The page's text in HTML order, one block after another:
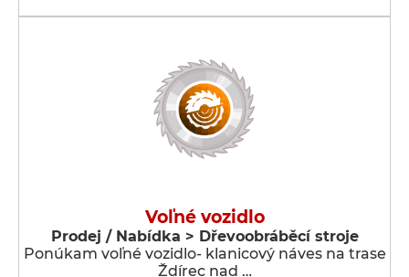
Voľné vozidlo
Prodej / Nabídka > Dřevoobráběcí stroje
Ponúkam voľné vozidlo- klanicový náves na trase
Ždírec nad …